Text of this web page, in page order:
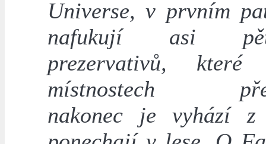
Universe, v prvním
nafukují asi
prezervativů,
místnostech
nakonec je vyhází